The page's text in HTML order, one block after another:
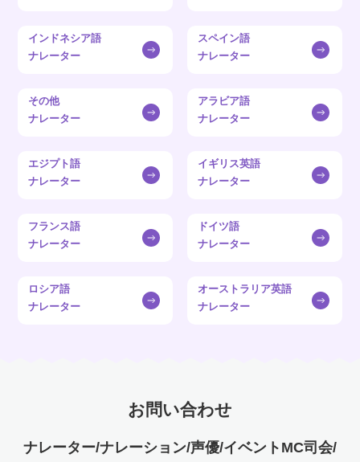
インドネシア語
ナレーター
スペイン語
ナレーター
その他
ナレーター
アラビア語
ナレーター
エジプト語
ナレーター
イギリス英語
ナレーター
フランス語
ナレーター
ドイツ語
ナレーター
ロシア語
ナレーター
オーストラリア英語
ナレーター
お問い合わせ
ナレーター/ナレーション/声優/イベントMC司会/